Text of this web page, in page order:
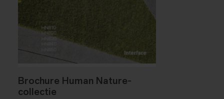
Brochure Human Nature-
collectie